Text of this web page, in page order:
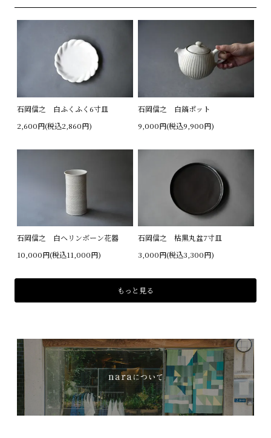
石岡信之 白ふくふく6寸皿
2,600円(税込2,860円)
石岡信之 白鎬ポット
9,000円(税込9,900円)
石岡信之 白ヘリンボーン花器
10,000円(税込11,000円)
石岡信之 枯黒丸盆7寸皿
3,000円(税込3,300円)
もっと見る